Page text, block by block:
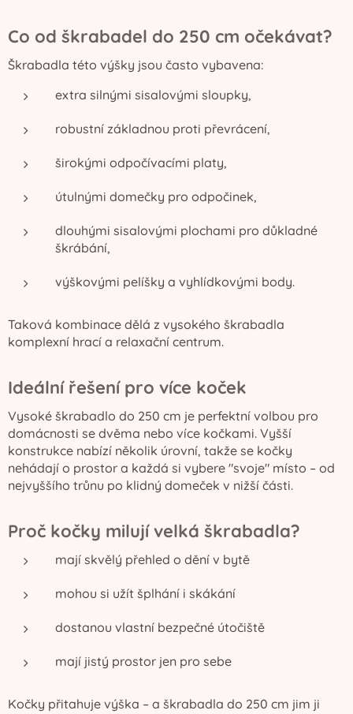
Co od škrabadel do 250 cm očekávat?
Škrabadla této výšky jsou často vybavena:
extra silnými sisalovými sloupky,
robustní základnou proti převrácení,
širokými odpočívacími platy,
útulnými domečky pro odpočinek,
dlouhými sisalovými plochami pro důkladné
škrábání,
výškovými pelíšky a vyhlídkovými body.
Taková kombinace dělá z vysokého škrabadla
komplexní hrací a relaxační centrum.
Ideální řešení pro více koček
Vysoké škrabadlo do 250 cm je perfektní volbou pro
domácnosti se dvěma nebo více kočkami. Vyšší
konstrukce nabízí několik úrovní, takže se kočky
nehádají o prostor a každá si vybere "svoje" místo – od
nejvyššího trůnu po klidný domeček v nižší části.
Proč kočky milují velká škrabadla?
mají skvělý přehled o dění v bytě
mohou si užít šplhání i skákání
dostanou vlastní bezpečné útočiště
mají jistý prostor jen pro sebe
Kočky přitahuje výška – a škrabadla do 250 cm jim ji